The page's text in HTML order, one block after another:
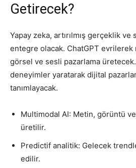
Getirecek?
Yapay zeka, artırılmış gerçeklik
entegre olacak. ChatGPT
görsel ve sesli pazarlama
deneyimler yaratarak dijital
tanımlayacak.
Multimodal AI: Metin, görüntü
üretilir.
Predictif analitik: Gelecek
edilir.